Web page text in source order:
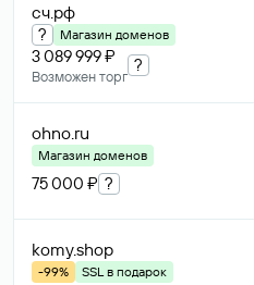
сч.рф
? Магазин доменов
3 089 999 ₽
Возможен торг
?
ohno.ru
Магазин доменов
75 000 ₽ ?
komy.shop
-99%
SSL в подарок